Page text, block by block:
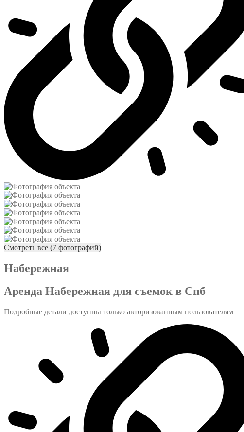
Смотреть все (7 фотографий)
Набережная
Аренда Набережная для съемок в Спб
Подробные детали доступны только авторизованным пользователям